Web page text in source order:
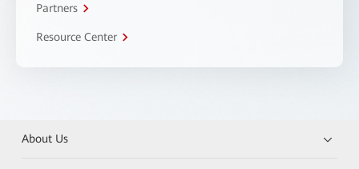
Partners
Resource Center
About Us